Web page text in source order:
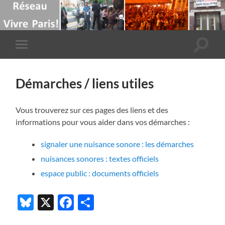
Toggle
mobile
Démarches / liens utiles
Vous trouverez sur ces pages des liens et des
informations pour vous aider dans vos démarches :
signaler une nuisance sonore : les démarches
nuisances sonores : textes officiels
espace public : documents officiels
Bluesky
X Facebook